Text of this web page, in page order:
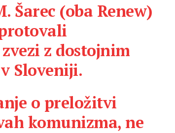
Šarec (oba Renew)
z dostojnim
Sloveniji.
o preložitvi
komunizma, ne